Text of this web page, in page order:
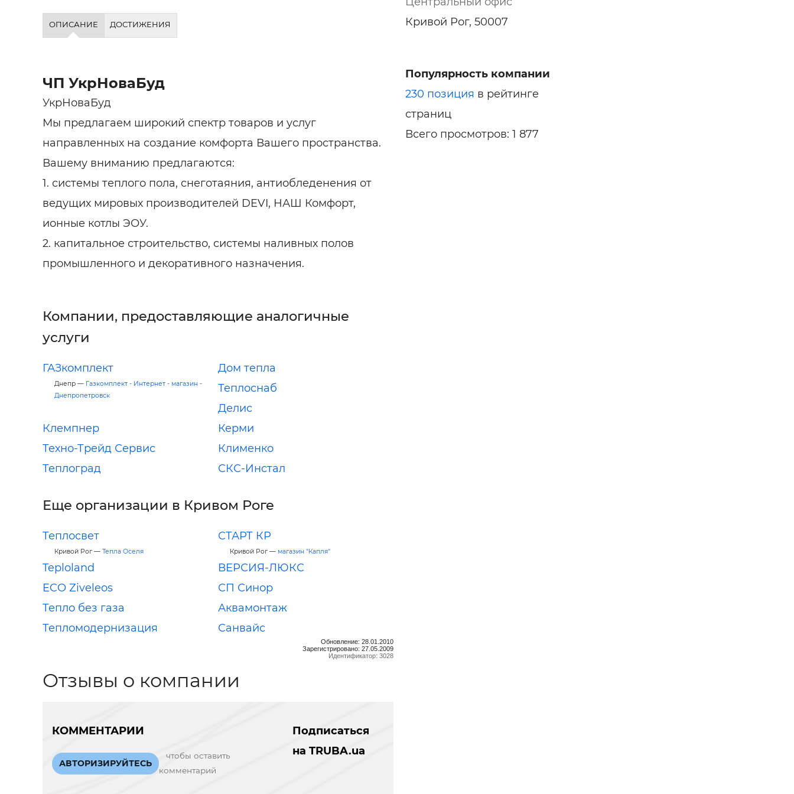
ОПИСАНИЕ ДОСТИЖЕНИЯ
ЧП УкрНоваБуд
УкрНоваБуд
Мы предлагаем широкий спектр товаров и услуг
направленных на создание комфорта Вашего пространства.
Вашему вниманию предлагаются:
1. системы теплого пола, снеготаяния, антиобледенения от
ведущих мировых производителей DEVI, НАШ Комфорт,
ионные котлы ЭОУ.
2. капитальное строительство, системы наливных полов
промышленного и декоративного назначения.
Компании, предоставляющие аналогичные
услуги
ГАЗкомплект
Днепр — Газкомплект - Интернет - магазин -
Днепропетровск
Дом тепла
Теплоснаб
Делис
Клемпнер
Керми
Техно-Трейд Сервис
Клименко
Теплоград
СКС-Инстал
Еще организации в Кривом Роге
Теплосвет
Кривой Рог — Тепла Оселя
СТАРТ КР
Кривой Рог — магазин "Капля"
Teploland
ВЕРСИЯ-ЛЮКС
ECO Ziveleos
СП Синор
Тепло без газа
Аквамонтаж
Тепломодернизация
Санвайс
Обновление: 28.01.2010
Зарегистрировано: 27.05.2009
Идентификатор: 3028
Отзывы о компании
КОММЕНТАРИИ
АВТОРИЗИРУЙТЕСЬ
чтобы оставить
комментарий
Подписаться
на TRUBA.ua
Кривой Рог, 50007
Популярность компании
230 позиция в рейтинге
страниц
Всего просмотров: 1 877